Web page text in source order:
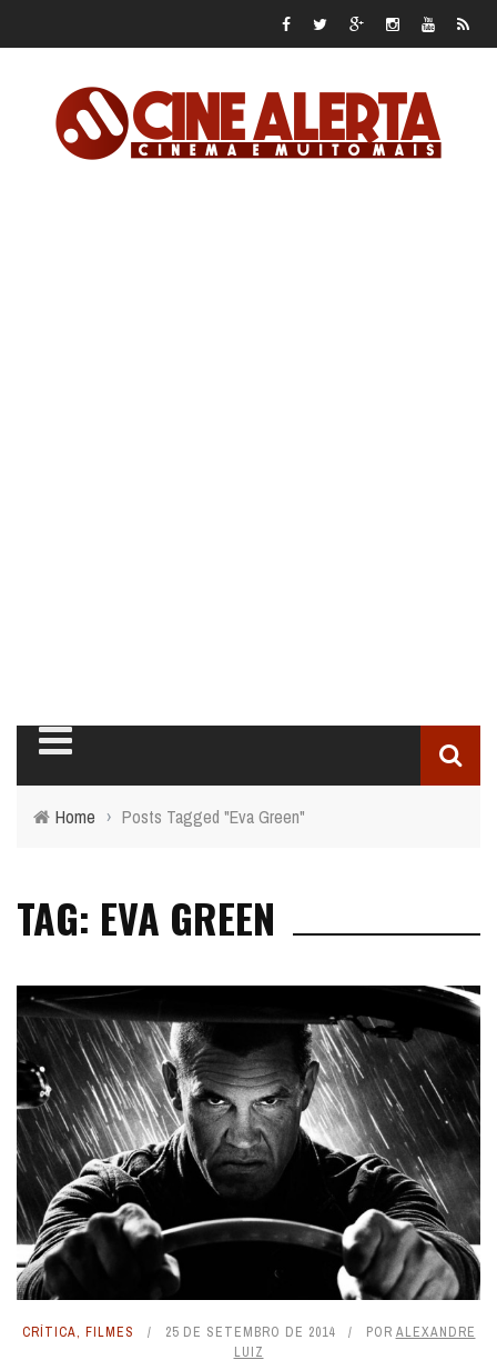
Home › Posts Tagged "Eva Green"
TAG: EVA GREEN
CRÍTICA, FILMES 25 DE SETEMBRO DE 2014 POR ALEXANDRE
LUIZ